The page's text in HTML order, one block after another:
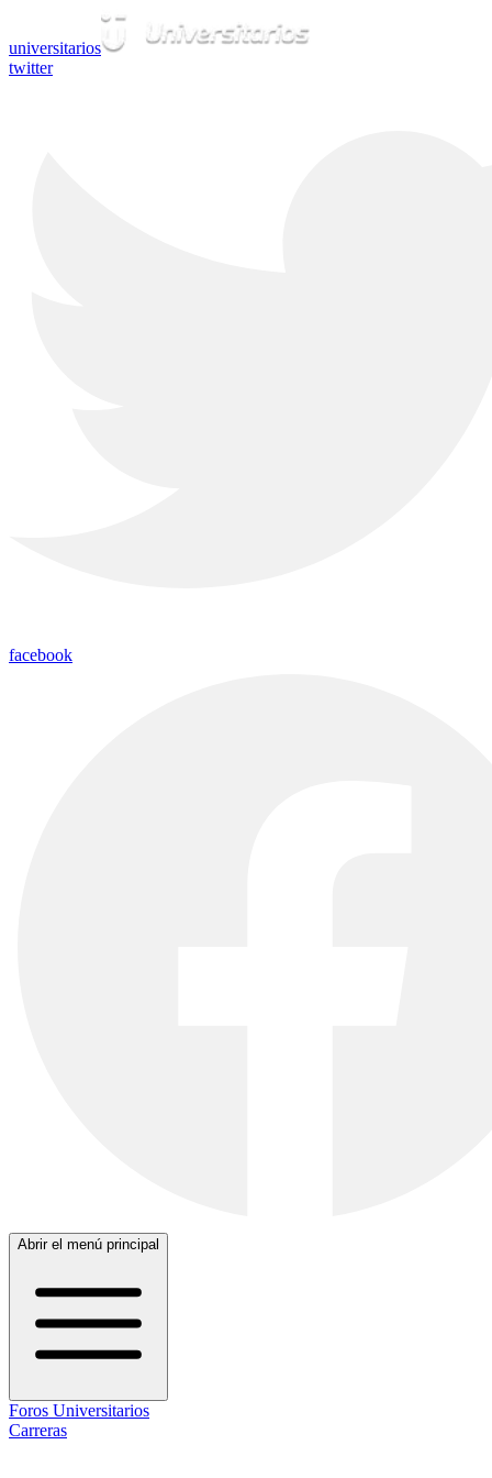
universitarios
twitter
facebook
Abrir el menú principal
Foros Universitarios
Carreras